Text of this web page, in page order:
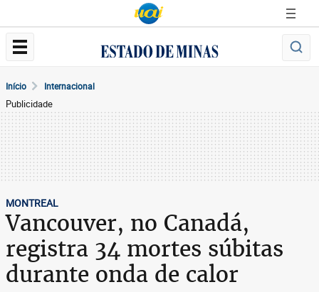
Início Internacional
Publicidade
MONTREAL
Vancouver, no Canadá,
registra 34 mortes súbitas
durante onda de calor